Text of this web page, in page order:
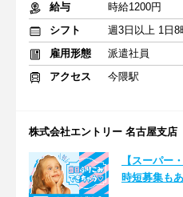
給与
時給1200円
シフト
雇用形態
派遣社員
アクセス
今隈駅
株式会社エントリー 名古屋支店
【スーパー
時短募集も